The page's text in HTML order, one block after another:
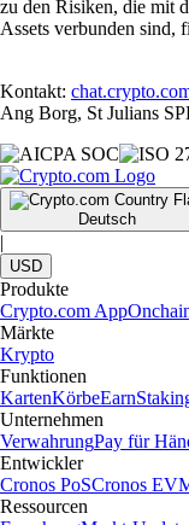
zu den Risiken, die mit
Assets verbunden sind,
Kontakt:
Ang Borg, St Julians
Deutsch
|
USD
Produkte
Crypto.com App
Märkte
Krypto
Funktionen
KartenKörbeEarn
Unternehmen
VerwahrungPay für
Entwickler
Cronos PoSCronos
Ressourcen